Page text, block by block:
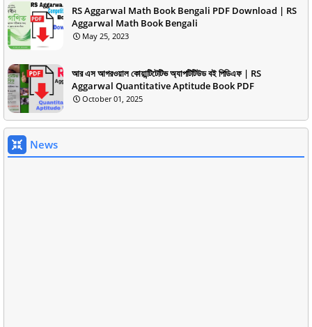
RS Aggarwal Math Book Bengali PDF Download | RS
Aggarwal Math Book Bengali
May 25, 2023
আর এস আগরওয়াল কোয়ান্টিটেটিভ অ্যাপটিটিউড বই পিডিএফ | RS
Aggarwal Quantitative Aptitude Book PDF
October 01, 2025
News